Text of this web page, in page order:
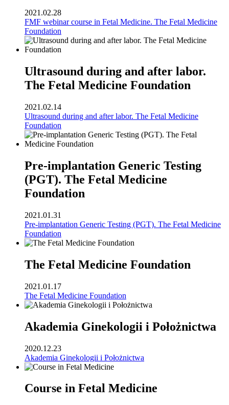
2021.02.28
FMF webinar course in Fetal Medicine. The Fetal Medicine
Foundation
Ultrasound during and after labor.
The Fetal Medicine Foundation
2021.02.14
Ultrasound during and after labor. The Fetal Medicine
Foundation
Pre-implantation Generic Testing
(PGT). The Fetal Medicine
Foundation
2021.01.31
Pre-implantation Generic Testing (PGT). The Fetal Medicine
Foundation
The Fetal Medicine Foundation
2021.01.17
The Fetal Medicine Foundation
Akademia Ginekologii i Położnictwa
2020.12.23
Akademia Ginekologii i Położnictwa
Course in Fetal Medicine